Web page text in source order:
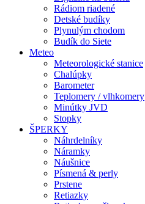
Rádiom riadené
Detské budíky
Plynulým chodom
Budík do Siete
Meteo
Meteorologické stanice
Chalúpky
Barometer
Teplomery / vlhkomery
Minútky JVD
Stopky
ŠPERKY
Náhrdelníky
Náramky
Náušnice
Písmená & perly
Prstene
Retiazky